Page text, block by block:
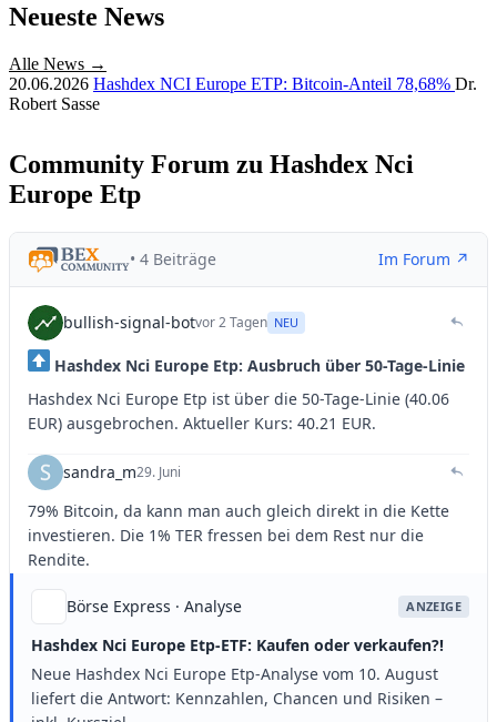
Neueste News
Alle News →
20.06.2026 Hashdex NCI Europe ETP: Bitcoin-Anteil 78,68% Dr.
Robert Sasse
Community Forum zu Hashdex Nci
Europe Etp